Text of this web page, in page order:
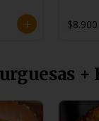
$8.900
+